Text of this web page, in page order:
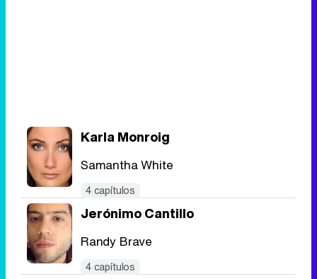
Karla Monroig
Samantha White
4 capítulos
Jerónimo Cantillo
Randy Brave
4 capítulos